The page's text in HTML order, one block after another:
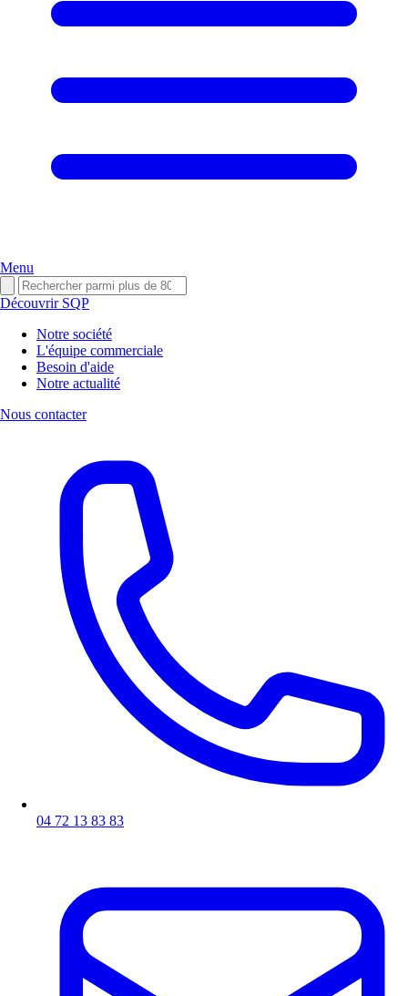
Menu
Découvrir SQP
Notre société
L'équipe commerciale
Besoin d'aide
Notre actualité
Nous contacter
04 72 13 83 83